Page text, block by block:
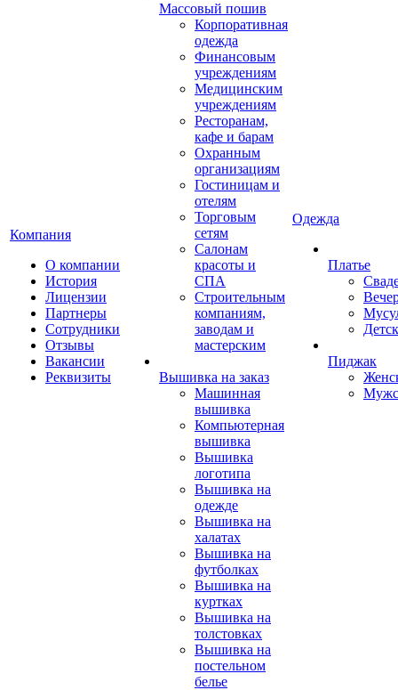
Компания
О компании
История
Лицензии
Партнеры
Сотрудники
Отзывы
Вакансии
Реквизиты
Массовый пошив
Корпоративная
одежда
Финансовым
учреждениям
Медицинским
учреждениям
Ресторанам,
кафе и барам
Охранным
организациям
Гостиницам и
отелям
Торговым
сетям
Салонам
красоты и
СПА
Строительным
компаниям,
заводам и
мастерским
Вышивка на заказ
Машинная
вышивка
Компьютерная
вышивка
Вышивка
логотипа
Вышивка на
одежде
Вышивка на
халатах
Вышивка на
футболках
Вышивка на
куртках
Вышивка на
толстовках
Вышивка на
постельном
белье
Одежда
Платье
Пиджак